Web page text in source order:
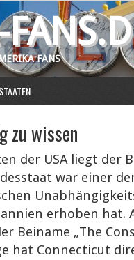
FANS
zu wissen
der USA liegt der
war einer
erhoben hat.
Beiname „The
hat Connecticut